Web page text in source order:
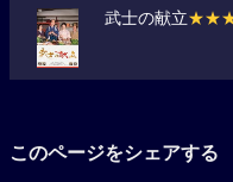
武士の献立
このページをシェアする